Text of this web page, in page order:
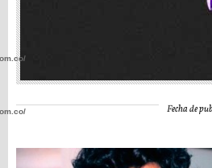
Fecha de
wp-
wp-